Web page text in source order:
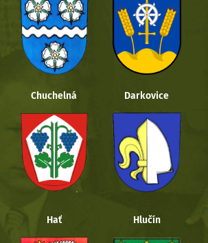
Chuchelná Darkovice
Hať Hlučín